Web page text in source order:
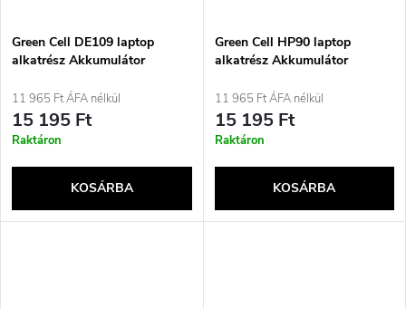
Green Cell DE109 laptop
alkatrész Akkumulátor
11 965 Ft ÁFA nélkül
15 195 Ft
Raktáron
KOSÁRBA
Green Cell HP90 laptop
alkatrész Akkumulátor
11 965 Ft ÁFA nélkül
15 195 Ft
Raktáron
KOSÁRBA